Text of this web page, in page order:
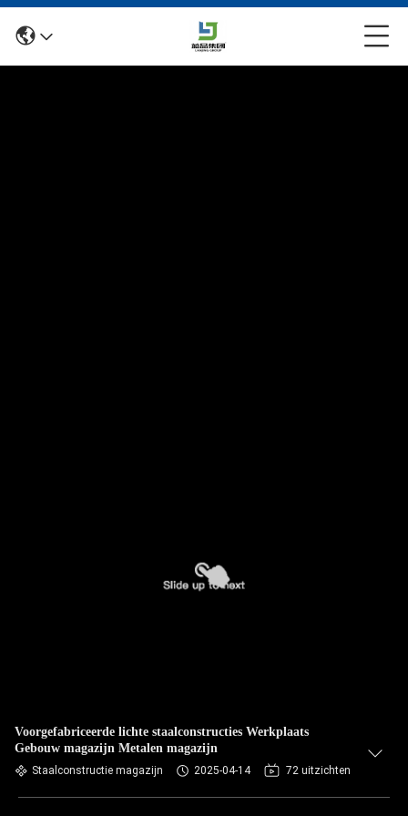
Voorgefabriceerde lichte staalconstructies Werkplaats
Gebouw magazijn Metalen magazijn
Staalconstructie magazijn 2025-04-14 72 uitzichten